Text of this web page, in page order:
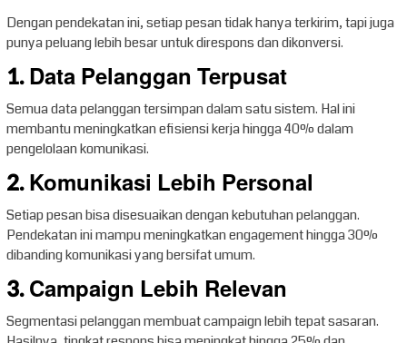
Dengan pendekatan ini, setiap pesan tidak hanya terkirim, tapi juga
punya peluang lebih besar untuk direspons dan dikonversi.
1. Data Pelanggan Terpusat
Semua data pelanggan tersimpan dalam satu sistem. Hal ini
membantu meningkatkan efisiensi kerja hingga 40% dalam
pengelolaan komunikasi.
2. Komunikasi Lebih Personal
Setiap pesan bisa disesuaikan dengan kebutuhan pelanggan.
Pendekatan ini mampu meningkatkan engagement hingga 30%
dibanding komunikasi yang bersifat umum.
3. Campaign Lebih Relevan
Segmentasi pelanggan membuat campaign lebih tepat sasaran.